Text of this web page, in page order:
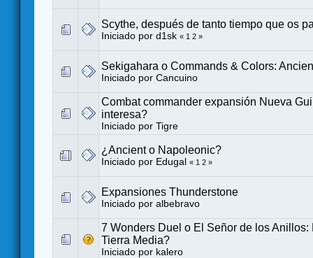
Scythe, después de tanto tiempo que os
Iniciado por d1sk « 1 2 »
Sekigahara o Commands & Colors:
Iniciado por Cancuino
Combat commander expansión Nueva
interesa?
Iniciado por Tigre
¿Ancient o Napoleonic?
Iniciado por Edugal « 1 2 »
Expansiones Thunderstone
Iniciado por albebravo
7 Wonders Duel o El Señor de los Anillos:
Tierra Media?
Iniciado por kalero